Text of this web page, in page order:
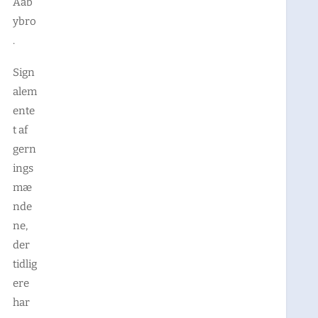
ybro
.
Sign
alem
ente
t af
gern
ings
mæ
nde
ne,
der
tidlig
ere
har